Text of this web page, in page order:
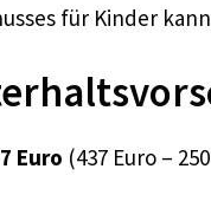
für Kinder
Euro (437 Euro –